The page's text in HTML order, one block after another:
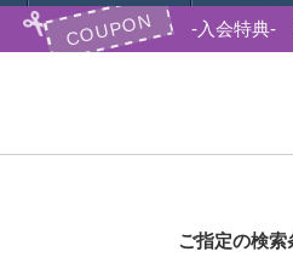
COUPON 入会特典
ご指定の検